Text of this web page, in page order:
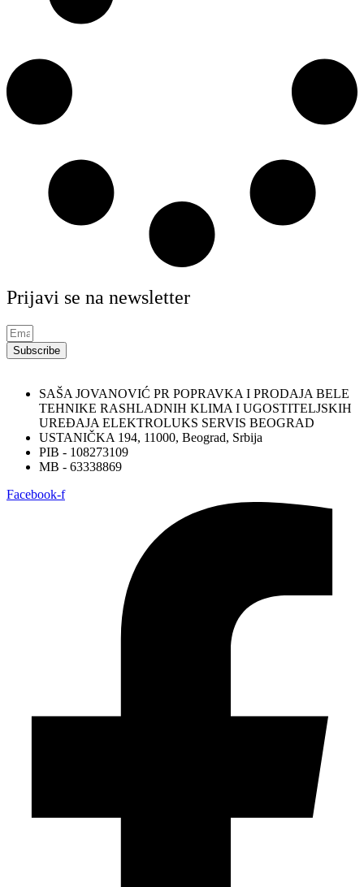
Prijavi se na newsletter
Subscribe
SAŠA JOVANOVIĆ PR POPRAVKA I PRODAJA BELE
TEHNIKE RASHLADNIH KLIMA I UGOSTITELJSKIH
UREĐAJA ELEKTROLUKS SERVIS BEOGRAD
USTANIČKA 194, 11000, Beograd, Srbija
PIB - 108273109
MB - 63338869
Facebook-f